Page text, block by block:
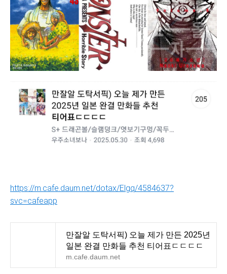
https://m.cafe.daum.net/dotax/Elgq/4584637?
svc=cafeapp
만잘알 도탁서픽) 오늘 제가 만든 2025년
일본 완결 만화들 추천 티어표ㄷㄷㄷㄷ
m.cafe.daum.net